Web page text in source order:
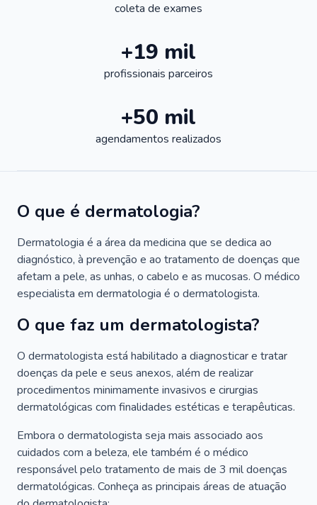
coleta de exames
+19 mil
profissionais parceiros
+50 mil
agendamentos realizados
O que é dermatologia?
Dermatologia é a área da medicina que se dedica ao
diagnóstico, à prevenção e ao tratamento de doenças que
afetam a pele, as unhas, o cabelo e as mucosas. O médico
especialista em dermatologia é o dermatologista.
O que faz um dermatologista?
O dermatologista está habilitado a diagnosticar e tratar
doenças da pele e seus anexos, além de realizar
procedimentos minimamente invasivos e cirurgias
dermatológicas com finalidades estéticas e terapêuticas.
Embora o dermatologista seja mais associado aos
cuidados com a beleza, ele também é o médico
responsável pelo tratamento de mais de 3 mil doenças
dermatológicas. Conheça as principais áreas de atuação